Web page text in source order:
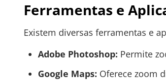
Ferramentas e
Existem diversas ferramentas e
Adobe Photoshop: Permite
Google Maps: Oferece zoom